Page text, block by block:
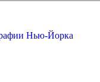
Нью-Йорка